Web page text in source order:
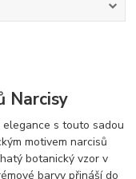
Narcisy
s touto sadou
motivem narcisů
botanický vzor v
barvy přináší do